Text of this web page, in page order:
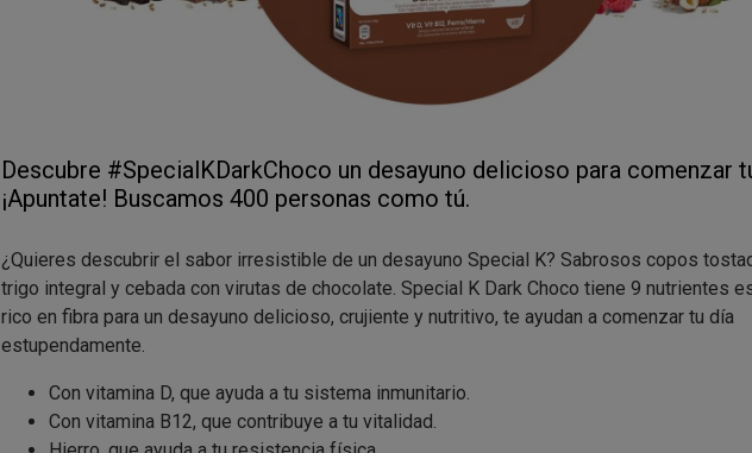
Descubre #SpecialKDarkChoco un desayuno delicioso para comenzar
¡Apuntate! Buscamos 400 personas como tú.
¿Quieres descubrir el sabor irresistible de un desayuno Special K? Sabrosos copos
trigo integral y cebada con virutas de chocolate. Special K Dark Choco tiene 9 nutrientes
rico en fibra para un desayuno delicioso, crujiente y nutritivo, te ayudan a comenzar tu día
estupendamente.
Con vitamina D, que ayuda a tu sistema inmunitario.
Con vitamina B12, que contribuye a tu vitalidad.